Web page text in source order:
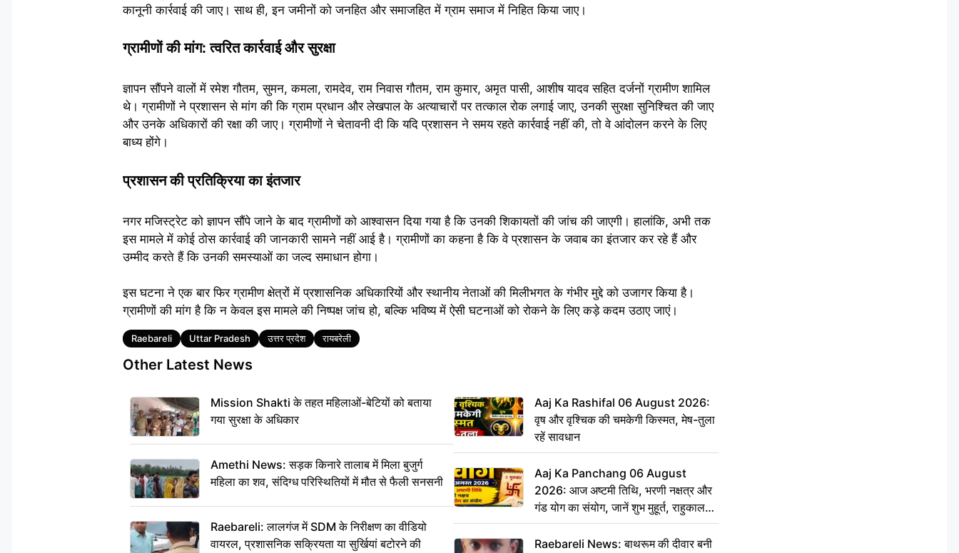
कानूनी कार्रवाई की जाए। साथ ही, इन जमीनों को जनहित और समाजहित में ग्राम समाज में निहित किया जाए।
ग्रामीणों की मांग: त्वरित कार्रवाई और सुरक्षा
ज्ञापन सौंपने वालों में रमेश गौतम, सुमन, कमला, रामदेव, राम निवास गौतम, राम कुमार, अमृत पासी, आशीष यादव सहित दर्जनों ग्रामीण शामिल
थे। ग्रामीणों ने प्रशासन से मांग की कि ग्राम प्रधान और लेखपाल के अत्याचारों पर तत्काल रोक लगाई जाए, उनकी सुरक्षा सुनिश्चित की जाए
और उनके अधिकारों की रक्षा की जाए। ग्रामीणों ने चेतावनी दी कि यदि प्रशासन ने समय रहते कार्रवाई नहीं की, तो वे आंदोलन करने के लिए
बाध्य होंगे।
प्रशासन की प्रतिक्रिया का इंतजार
नगर मजिस्ट्रेट को ज्ञापन सौंपे जाने के बाद ग्रामीणों को आश्वासन दिया गया है कि उनकी शिकायतों की जांच की जाएगी। हालांकि, अभी तक
इस मामले में कोई ठोस कार्रवाई की जानकारी सामने नहीं आई है। ग्रामीणों का कहना है कि वे प्रशासन के जवाब का इंतजार कर रहे हैं और
उम्मीद करते हैं कि उनकी समस्याओं का जल्द समाधान होगा।
इस घटना ने एक बार फिर ग्रामीण क्षेत्रों में प्रशासनिक अधिकारियों और स्थानीय नेताओं की मिलीभगत के गंभीर मुद्दे को उजागर किया है।
ग्रामीणों की मांग है कि न केवल इस मामले की निष्पक्ष जांच हो, बल्कि भविष्य में ऐसी घटनाओं को रोकने के लिए कड़े कदम उठाए जाएं।
Tags
Raebareli Uttar Pradesh उत्तर प्रदेश रायबरेली
Other Latest News
Mission Shakti के तहत महिलाओं-बेटियों को बताया
गया सुरक्षा के अधिकार
Amethi News: सड़क किनारे तालाब में मिला बुजुर्ग
महिला का शव, संदिग्ध परिस्थितियों में मौत से फैली सनसनी
Raebareli: लालगंज में SDM के निरीक्षण का वीडियो
वायरल, प्रशासनिक सक्रियता या सुर्खियां बटोरने की
Aaj Ka Rashifal 06 August 2026:
वृष और वृश्चिक की चमकेगी किस्मत, मेष-तुला
रहें सावधान
Aaj Ka Panchang 06 August
2026: आज अष्टमी तिथि, भरणी नक्षत्र और
गंड योग का संयोग, जानें शुभ मुहूर्त, राहुकाल
और दिनभर का पंचांग
Raebareli News: बाथरूम की दीवार बनी